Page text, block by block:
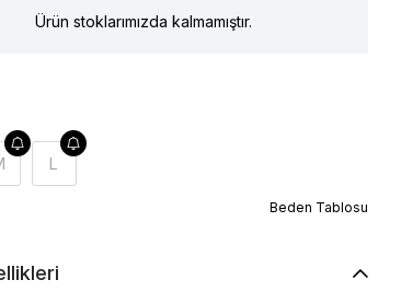
Ürün stoklarımızda kalmamıştır.
L
Beden Tablosu